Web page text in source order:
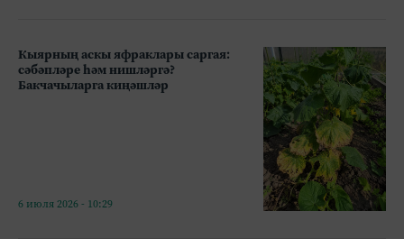
Кыярның аскы яфраклары саргая:
сәбәпләре һәм нишләргә?
Бакчачыларга киңәшләр
6 июля 2026 - 10:29